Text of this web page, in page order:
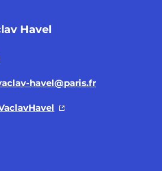
Havel
havel@paris.fr